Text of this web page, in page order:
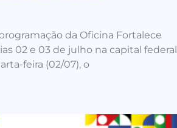
da Oficina Fortalece
02 e 03 de julho na capital federal
feira (02/07), o